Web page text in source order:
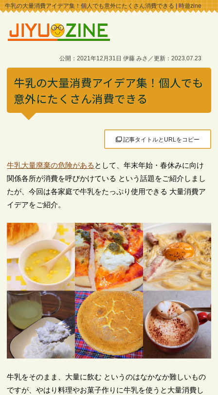
牛乳の大量消費アイデア集！個人でも意外にたくさん消費できる | 時遊zine
公開：2021年12月31日 伊藤 みさ／更新：2023.07.23
牛乳の大量消費アイデア集！個人でも
意外にたくさん消費できる
記事タイトルとURLをコピー
牛乳大量廃棄の危険がある として、年末年始・春休みに向け
関係各所が消費を呼びかけている という話題をご紹介しまし
たが、今回は各家庭で牛乳をたっぷり使用できる 大量消費ア
イデアをご紹介。
牛乳をそのまま、大量に飲む というのはなかなか難しいもの
ですが、やはり料理やお菓子作りに牛乳を使うと大量消費し